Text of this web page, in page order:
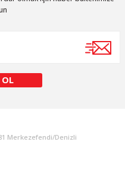
OL
Merkezefendi/Denizli